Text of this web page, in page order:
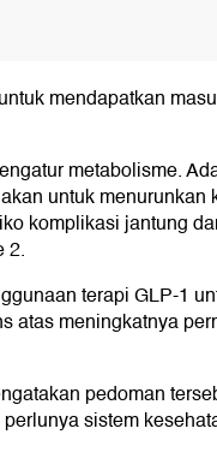
mendapatkan
metabolisme.
untuk menurunkan
komplikasi jantung
2.
terapi GLP-1
atas meningkatnya
pedoman
sistem